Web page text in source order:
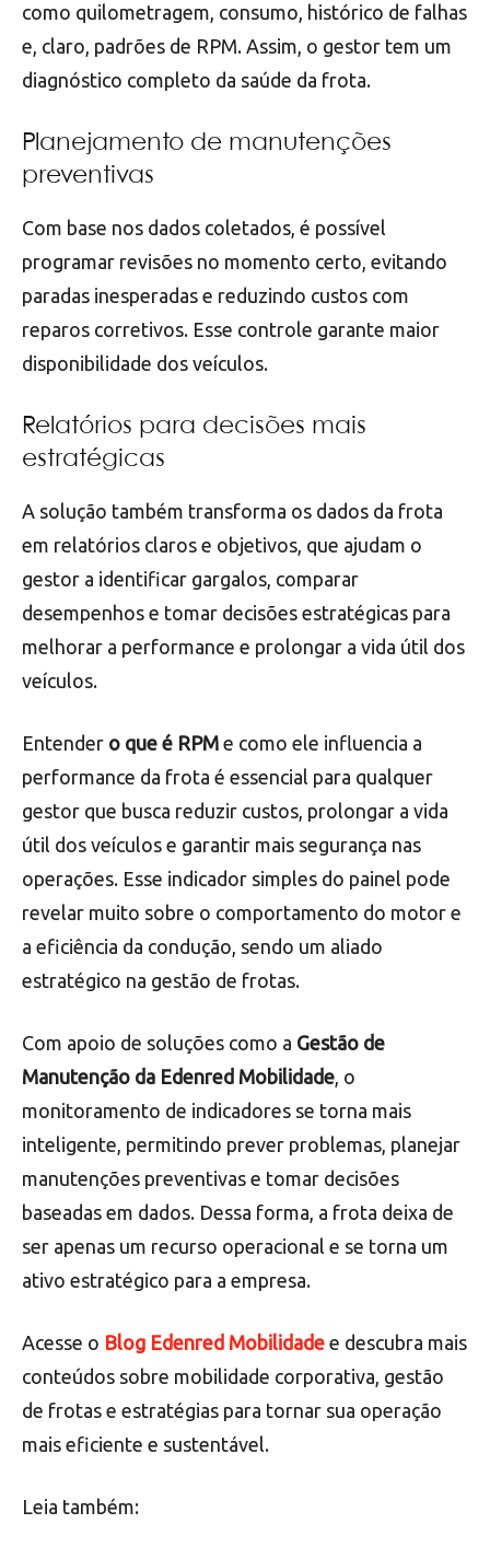
como quilometragem, consumo, histórico de falhas
e, claro, padrões de RPM. Assim, o gestor tem um
diagnóstico completo da saúde da frota.
Planejamento de manutenções
preventivas
Com base nos dados coletados, é possível
programar revisões no momento certo, evitando
paradas inesperadas e reduzindo custos com
reparos corretivos. Esse controle garante maior
disponibilidade dos veículos.
Relatórios para decisões mais
estratégicas
A solução também transforma os dados da frota
em relatórios claros e objetivos, que ajudam o
gestor a identificar gargalos, comparar
desempenhos e tomar decisões estratégicas para
melhorar a performance e prolongar a vida útil dos
veículos.
Entender o que é RPM e como ele influencia a
performance da frota é essencial para qualquer
gestor que busca reduzir custos, prolongar a vida
útil dos veículos e garantir mais segurança nas
operações. Esse indicador simples do painel pode
revelar muito sobre o comportamento do motor e
a eficiência da condução, sendo um aliado
estratégico na gestão de frotas.
Com apoio de soluções como a Gestão de
Manutenção da Edenred Mobilidade, o
monitoramento de indicadores se torna mais
inteligente, permitindo prever problemas, planejar
manutenções preventivas e tomar decisões
baseadas em dados. Dessa forma, a frota deixa de
ser apenas um recurso operacional e se torna um
ativo estratégico para a empresa.
Acesse o Blog Edenred Mobilidade e descubra mais
conteúdos sobre mobilidade corporativa, gestão
de frotas e estratégias para tornar sua operação
mais eficiente e sustentável.
Leia também: